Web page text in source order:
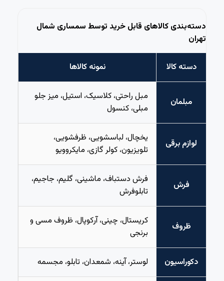
دسته‌بندی کالاهای قابل خرید توسط سمساری شمال
تهران
دسته کالا نمونه کالاها
مبلمان
مبل راحتی، کلاسیک، استیل، میز جلو
مبلی، کنسول
لوازم برقی
یخچال، لباسشویی، ظرفشویی،
تلویزیون، کولر گازی، مایکروویو
فرش
فرش دستباف، ماشینی، گلیم، جاجیم،
تابلوفرش
ظروف
کریستال، چینی، آرکوپال، ظروف مسی و
برنجی
دکوراسیون لوستر، آینه، شمعدان، تابلو، مجسمه